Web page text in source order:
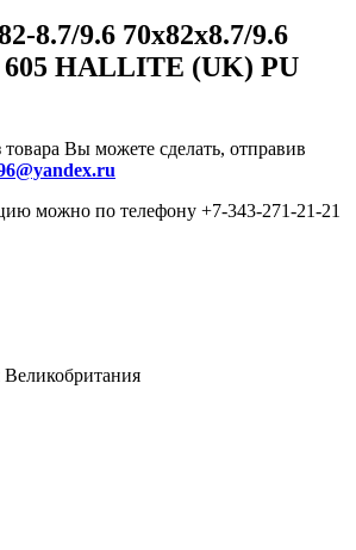
8.7/9.6 70x82x8.7/9.6
605 HALLITE (UK) PU
товара Вы можете сделать, отправив
можно по телефону +7-343-271-21-21
Великобритания